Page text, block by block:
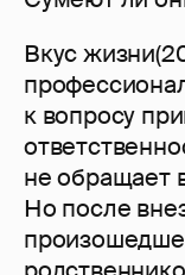
Вкус
к вопросу
не обращает
Но после